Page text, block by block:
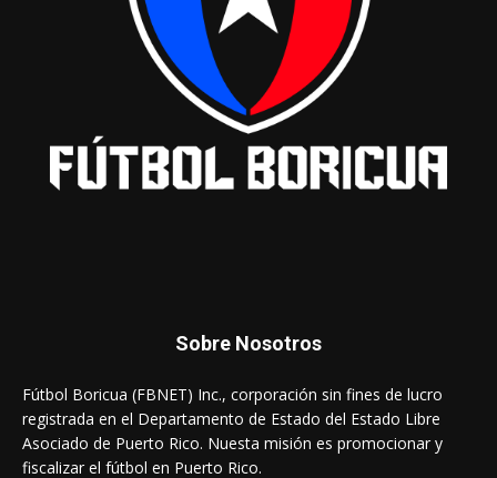
Sobre Nosotros
Fútbol Boricua (FBNET) Inc., corporación sin fines de lucro
registrada en el Departamento de Estado del Estado Libre
Asociado de Puerto Rico. Nuesta misión es promocionar y
fiscalizar el fútbol en Puerto Rico.